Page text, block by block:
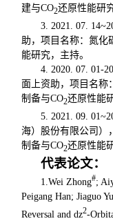
建与CO2还原性能研
3. 2021. 07.
助，项目名称：氮化
能研究，主持。
4. 2020. 07. 01-
面上资助，项目名称
制备与CO2还原性能
5. 2021. 09.
海）股份有限公司）
制备与CO2还原性能
代表论文：
1.Wei Zhong#;
Peigang Han; Jiaguo
Reversal and dz2-